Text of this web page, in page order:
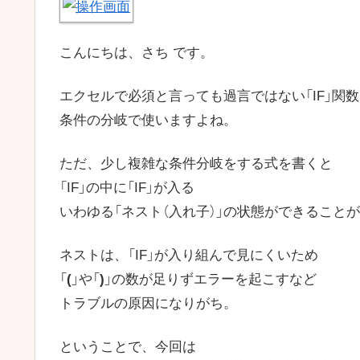
こんにちは、さち です。
エクセルで必須と言っても過言ではない「IF」関数
条件の分岐で使いますよね。
ただ、少し複雑な条件分岐をする式を書くと
「IF」の中に「IF」が入る
いわゆる「ネスト（入れ子）」の状態ができること
ネストは、「IF」が入り組んで見にくいため
「 ( 」や「 ) 」の数が足りずエラーを起こすなど
トラブルの原因になりがち。
ということで、今回は